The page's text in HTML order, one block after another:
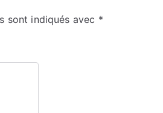
sont indiqués avec *